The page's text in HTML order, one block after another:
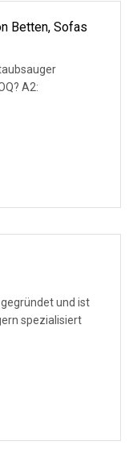
Betten, Sofas
und ist
spezialisiert